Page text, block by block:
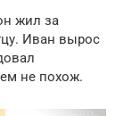
жил за
Иван вырос
не похож.